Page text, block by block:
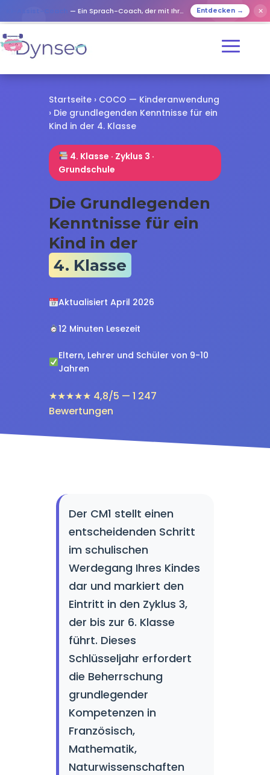
— Ein Sprach-Coach, der mit Ihren Lieben spielt Entdecken → ✕
Startseite› COCO — Kinderanwendung
› Die grundlegenden Kenntnisse für ein
Kind in der 4. Klasse
4. Klasse · Zyklus 3 ·
Grundschule
Die Grundlegenden
Kenntnisse für ein
Kind in der
4. Klasse
Aktualisiert April 2026
12 Minuten Lesezeit
Eltern, Lehrer und Schüler von 9-10
Jahren
★★★★★ 4,8/5 — 1 247
Bewertungen
Der CM1 stellt einen
entscheidenden Schritt
im schulischen
Werdegang Ihres Kindes
dar und markiert den
Eintritt in den Zyklus 3,
der bis zur 6. Klasse
führt. Dieses
Schlüsseljahr erfordert
die Beherrschung
grundlegender
Kompetenzen in
Französisch,
Mathematik,
Naturwissenschaften